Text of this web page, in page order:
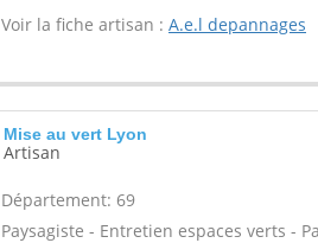
Voir la fiche artisan : A.e.l depannages
Mise au vert Lyon
Artisan
Département: 69
Paysagiste - Entretien espaces verts -